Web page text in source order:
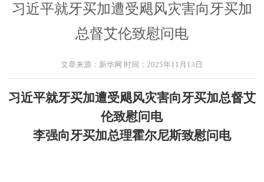
习近平就牙买加遭受飓风灾害向牙买加
总督艾伦致慰问电
文章来源： 新华网 时间： 2025年11月13日
习近平就牙买加遭受飓风灾害向牙买加总督艾
伦致慰问电
李强向牙买加总理霍尔尼斯致慰问电